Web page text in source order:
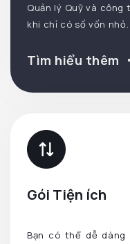
Quản lý Quỹ và
khi chỉ có số vốn nhỏ.
Tìm hiểu thêm
Gói Tiện ích
Bạn có thể dễ dàng